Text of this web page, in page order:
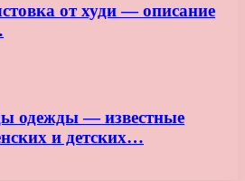
от худи — описание
одежды — известные
и детских…